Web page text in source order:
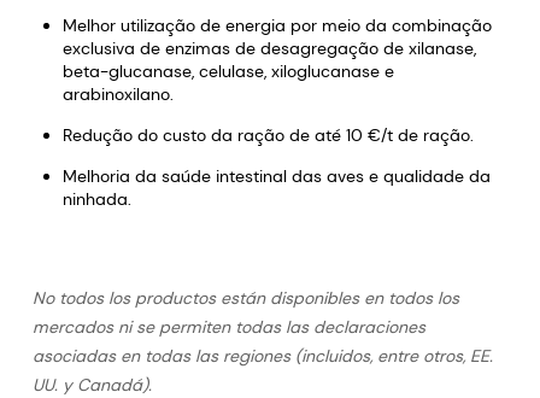
Melhor utilização de energia por meio da combinação
exclusiva de enzimas de desagregação de xilanase,
beta-glucanase, celulase, xiloglucanase e
arabinoxilano.
Redução do custo da ração de até 10 €/t de ração.
Melhoria da saúde intestinal das aves e qualidade da
ninhada.
No todos los productos están disponibles en todos los
mercados ni se permiten todas las declaraciones
asociadas en todas las regiones (incluidos, entre otros, EE.
UU. y Canadá).